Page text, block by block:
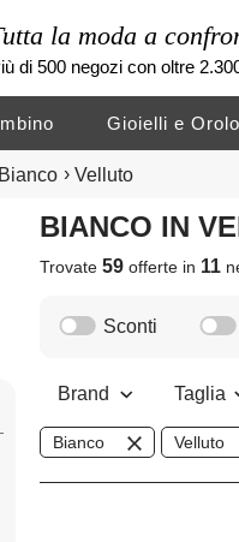
la moda a
di 500 negozi con oltre
Gioielli e
Bianco › Velluto
BIANCO IN
Trovate59 offerte in 11
Sconti
Brand Taglia
Bianco Velluto